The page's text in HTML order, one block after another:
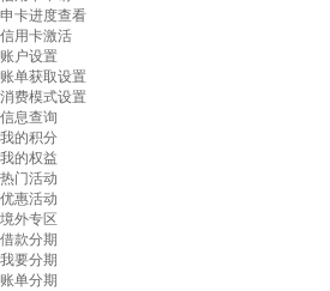
申卡进度查看
信用卡激活
账户设置
账单获取设置
消费模式设置
信息查询
我的积分
我的权益
热门活动
优惠活动
境外专区
借款分期
我要分期
账单分期